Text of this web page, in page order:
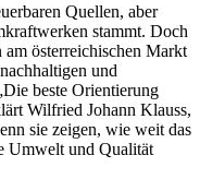
Quellen, aber
stammt. Doch
österreichischen Markt
und
beste Orientierung
Wilfried Johann Klauss,
sie zeigen, wie weit das
Umwelt und Qualität